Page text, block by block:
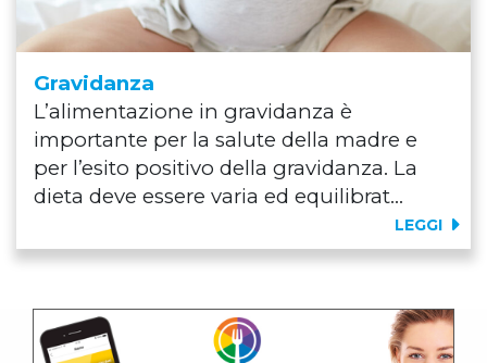
Gravidanza
L’alimentazione in gravidanza è
importante per la salute della madre e
per l’esito positivo della gravidanza. La
dieta deve essere varia ed equilibrat...
LEGGI